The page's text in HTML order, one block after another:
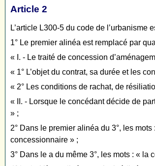
Article 2
L’article L300-5 du code de l’urbanisme
1° Le premier alinéa est remplacé par
« I. - Le traité de concession
« 1° L’objet du contrat, sa durée et les
« 2° Les conditions de rachat, de
« II. - Lorsque le concédant décide de
» ;
2° Dans le premier alinéa du 3°, les
concessionnaire » ;
3° Dans le a du même 3°, les mots : «